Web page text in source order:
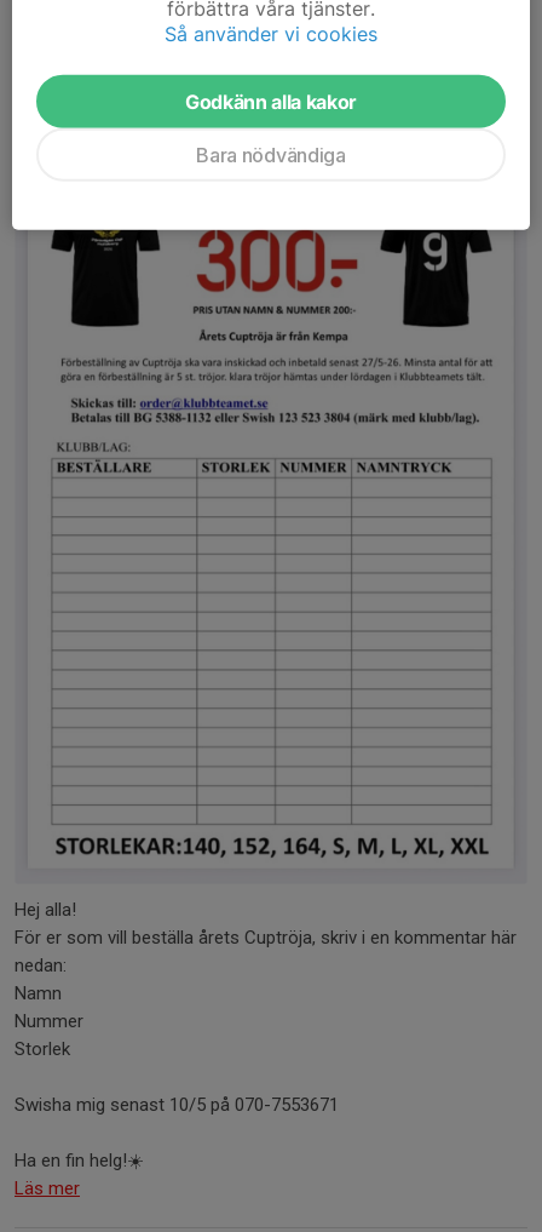
Cuptröja Hallsberg
14 kommentarer
Hej alla!
För er som vill beställa årets Cuptröja, skriv i en kommentar här
nedan:
Namn
Nummer
Storlek
Swisha mig senast 10/5 på 070-7553671
Ha en fin helg!☀️
Läs mer
förbättra våra tjänster.
Så använder vi cookies
Godkänn alla kakor
Bara nödvändiga